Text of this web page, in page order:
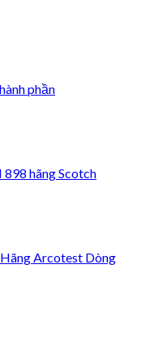
phần
hãng Scotch
Arcotest Dòng